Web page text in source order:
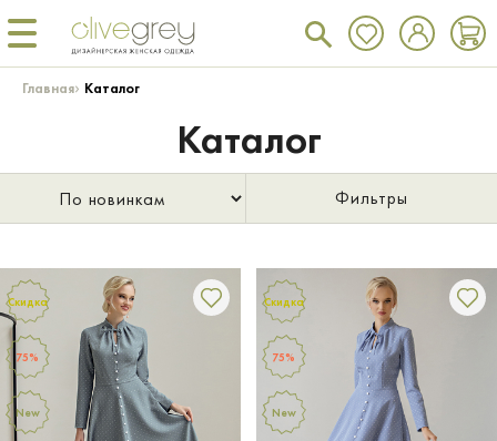
Главная› Каталог
Каталог
Фильтры
Скидка
75%
New
Скидка
75%
New